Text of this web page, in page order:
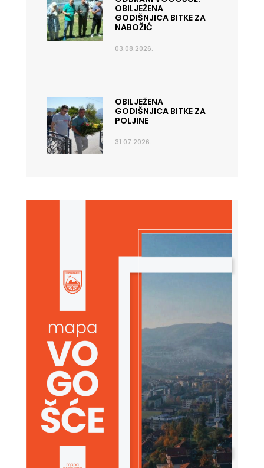
OBILJEŽENA
GODIŠNJICA BITKE ZA
NABOŽIĆ
03.08.2026.
OBILJEŽENA
GODIŠNJICA BITKE ZA
POLJINE
31.07.2026.